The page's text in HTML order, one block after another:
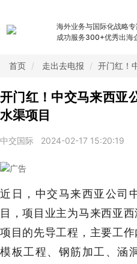
海外业务与国际化战略专
成功服务300+优秀出海
首页 走出去电报 开门红！
开门红！中交马来西亚
水渠项目
中交国际 2024-02-17 15:20:19
近日，中交马来西亚公司
目，项目业主为马来西亚
项目的先导工程，主要工作
模板工程、钢筋加工、涵